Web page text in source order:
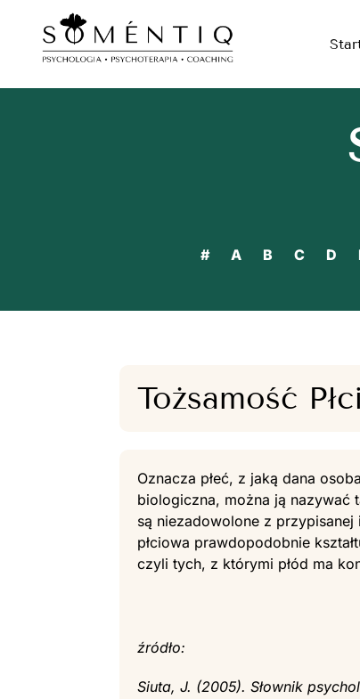
# A B C D
Tożsamość
Oznacza płeć, z jaką dana
biologiczna, można ją nazywać
są niezadowolone z
płciowa prawdopodobnie
czyli tych, z którymi płód ma
źródło:
Siuta, J. (2005). Słownik